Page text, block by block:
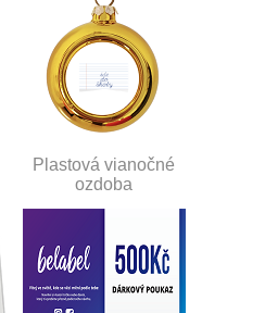
Plastová vianočné
ozdoba